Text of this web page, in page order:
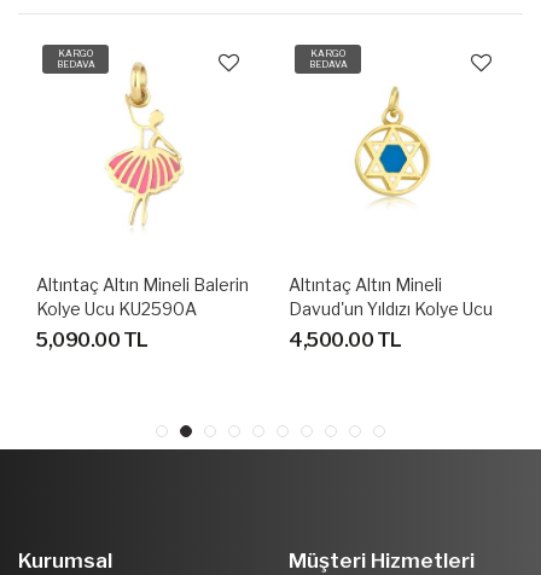
KARGO
BEDAVA
Altıntaç Altın Mineli Balerin
Kolye Ucu KU2590A
5,090.00 TL
KARGO
BEDAVA
Altıntaç Altın Mineli
Davud'un Yıldızı Kolye Ucu
KU2570A
4,500.00 TL
Kurumsal Müşteri Hizmetleri